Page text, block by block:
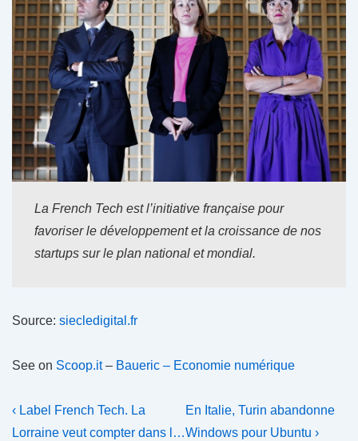
La French Tech est l’initiative française pour
favoriser le développement et la croissance de nos
startups sur le plan national et mondial.
Source: siecledigital.fr
See on Scoop.it– Baueric – Economie numérique
Navigation
Previous
Post
‹ Label French Tech. La
Lorraine veut compter dans l…
Next
Post
En Italie, Turin abandonne
Windows pour Ubuntu ›